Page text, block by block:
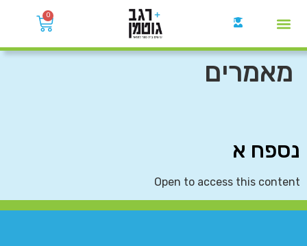
0
מאמרים
נספח א
Open to access this content